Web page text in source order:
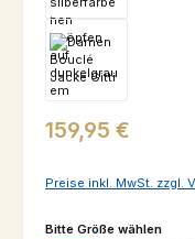
Regulärer Preis:
159,95 €
Preise inkl. MwSt. zzgl.
Bitte Größe wählen